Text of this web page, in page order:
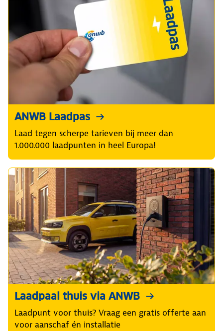
ANWB Laadpas
Laad tegen scherpe tarieven bij meer dan
1.000.000 laadpunten in heel Europa!
Laadpaal thuis via ANWB
Laadpunt voor thuis? Vraag een gratis offerte aan
voor aanschaf én installatie